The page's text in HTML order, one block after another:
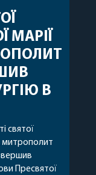
МАРІЇ
В
святої
митрополит
Пресвятої